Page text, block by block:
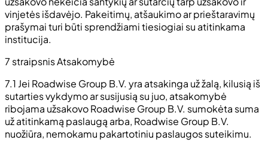
vinjetės išdavėjo. Pakeitimų, atšaukimo ar prieštaravimų
prašymai turi būti sprendžiami tiesiogiai su atitinkama
institucija.
7 straipsnis Atsakomybė
7.1 Jei Roadwise Group B.V. yra atsakinga už žalą, kilusią iš
sutarties vykdymo ar susijusią su juo, atsakomybė
ribojama užsakovo Roadwise Group B.V. sumokėta suma
už atitinkamą paslaugą arba, Roadwise Group B.V.
nuožiūra, nemokamu pakartotiniu paslaugos suteikimu.